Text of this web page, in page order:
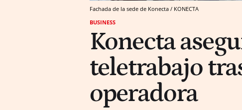
Fachada de la sede de Konecta / KONECTA
BUSINESS
Konecta
teletrabajo
operadora